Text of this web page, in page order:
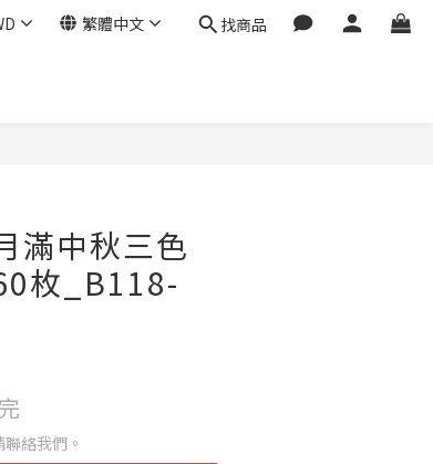
繁體中文 找商品
滿中秋三色
枚_B118-
絡我們。